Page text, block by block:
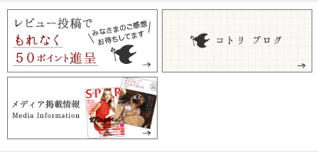
薄いのにあたたかそう!
2019/02/08 投稿者：zen 評価：
生後一週間の息子に初めて着せてみました!
冬生まれなので、
はじめは生地の薄さに大丈夫かな?と思ったのですが、
これはあたたかそう!